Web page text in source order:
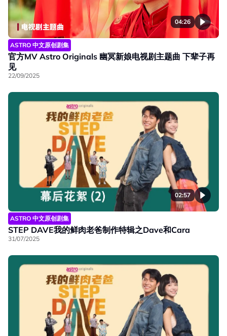
04:26
ASTRO 中文原创剧集
官方MV Astro Originals 幽冥新娘电视剧主题曲 下辈子再
见
22/09/2025
02:57
ASTRO 中文原创剧集
STEP DAVE我的鲜肉老爸制作特辑之Dave和Cara
31/07/2025